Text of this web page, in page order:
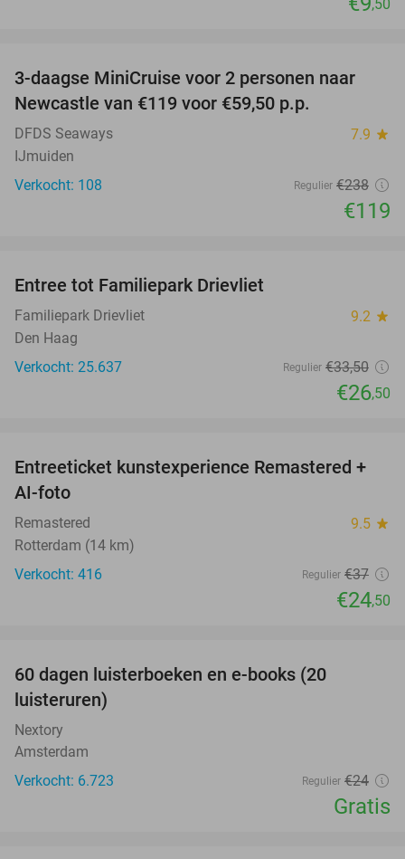
,50
50%
3-daagse MiniCruise voor 2 personen naar
Newcastle van €119 voor €59,50 p.p.
DFDS Seaways 7.9 star
IJmuiden
Verkocht: 108
Regulier €238
€119
Entree tot Familiepark Drievliet
Familiepark Drievliet 9.2 star
Den Haag
Verkocht: 25.637
Regulier €33,50
€26,50
34%
Entreeticket kunstexperience Remastered +
AI-foto
Remastered 9.5 star
Rotterdam (14 km)
Verkocht: 416
Regulier €37
€24,50
60 dagen luisterboeken en e-books (20
luisteruren)
Nextory
Amsterdam
Verkocht: 6.723
Regulier €24
Gratis